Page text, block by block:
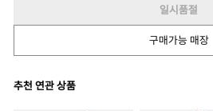
일시품절
구매가능 매장
추천 연관 상품